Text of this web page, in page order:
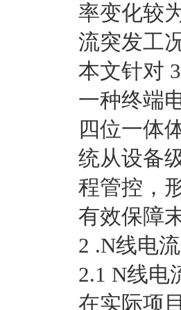
率变化较
流突发工
本文针对
一种终端
四位一体
统从设备
程管控，
有效保障
2 .N线电
2.1 N线电
在实际项